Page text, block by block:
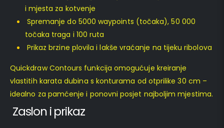
i mjesta za kotvenje
Spremanje do 5000 waypoints (točaka), 50 000
točaka traga i 100 ruta
Prikaz brzine plovila i lakše vraćanje na tijeku ribolova
Quickdraw Contours funkcija omogućuje kreiranje
vlastitih karata dubina s konturama od otprilike 30 cm –
idealno za pamćenje i ponovni posjet najboljim mjestima.
Zaslon i prikaz